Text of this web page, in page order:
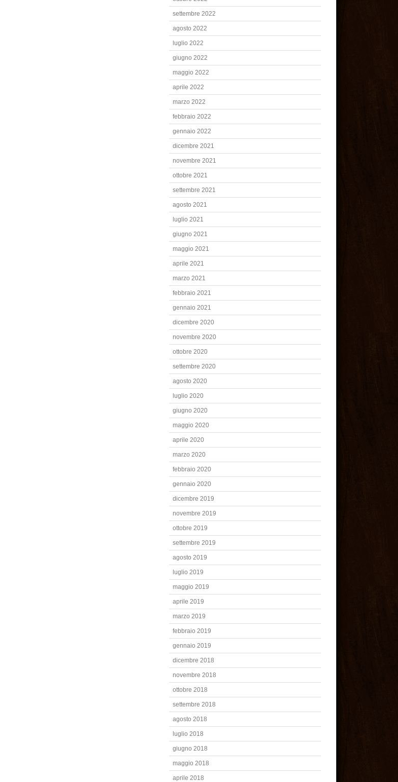
settembre 2022
agosto 2022
luglio 2022
giugno 2022
maggio 2022
aprile 2022
marzo 2022
febbraio 2022
gennaio 2022
dicembre 2021
novembre 2021
ottobre 2021
settembre 2021
agosto 2021
luglio 2021
giugno 2021
maggio 2021
aprile 2021
marzo 2021
febbraio 2021
gennaio 2021
dicembre 2020
novembre 2020
ottobre 2020
settembre 2020
agosto 2020
luglio 2020
giugno 2020
maggio 2020
aprile 2020
marzo 2020
febbraio 2020
gennaio 2020
dicembre 2019
novembre 2019
ottobre 2019
settembre 2019
agosto 2019
luglio 2019
maggio 2019
aprile 2019
marzo 2019
febbraio 2019
gennaio 2019
dicembre 2018
novembre 2018
ottobre 2018
settembre 2018
agosto 2018
luglio 2018
giugno 2018
maggio 2018
aprile 2018